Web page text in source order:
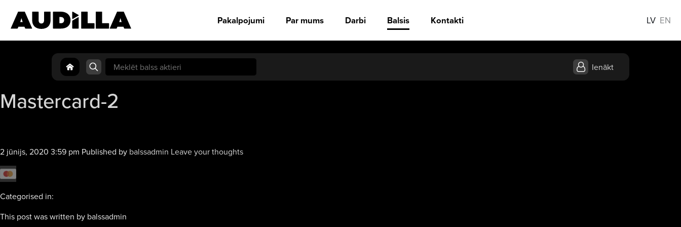
Pakalpojumi Par mums Darbi Balsis Kontakti LV EN
Search
for:
Ienākt
Mastercard-2
2 jūnijs, 2020 3:59 pm Published by balssadmin Leave your thoughts
Categorised in:
This post was written by balssadmin